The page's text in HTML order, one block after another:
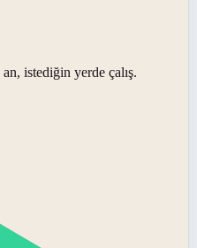
istediğin yerde çalış.